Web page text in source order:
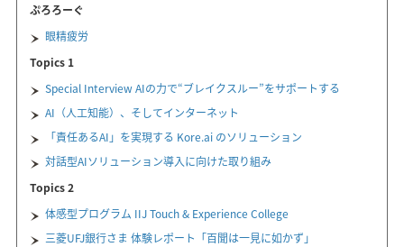
ぷろろーぐ
眼精疲労
Topics 1
Special Interview AIの力で“ブレイクスルー”をサポートする
AI（人工知能）、そしてインターネット
「責任あるAI」を実現する Kore.ai のソリューション
対話型AIソリューション導入に向けた取り組み
Topics 2
体感型プログラム IIJ Touch & Experience College
三菱UFJ銀行さま 体験レポート「百聞は一見に如かず」